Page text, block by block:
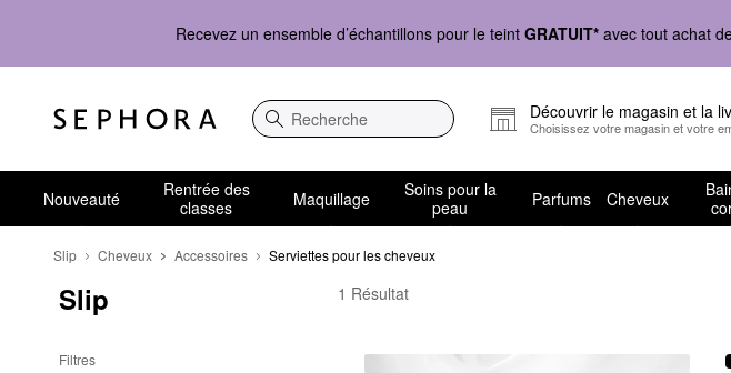
Recevez un ensemble d’échantillons pour le teint GRATUIT* avec tout achat
Recherche
Découvrir le magasin et la
Choisissez votre magasin et votre
Nouveauté
Rentrée des
classes
Maquillage
Soins pour la
peau
Parfums Cheveux
Slip Cheveux Accessoires Serviettes pour les cheveux
Slip
Filtres
Slip Serviettes pour les cheveux
1 Résultat